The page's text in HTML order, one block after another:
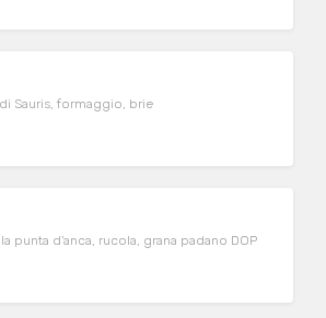
Sauris, formaggio, brie
punta d'anca, rucola, grana padano DOP